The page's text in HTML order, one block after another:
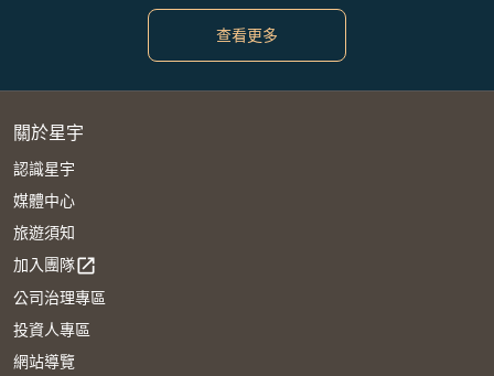
查看更多
關於星宇
認識星宇
媒體中心
旅遊須知
加入團隊open_in_new
公司治理專區
投資人專區
網站導覽